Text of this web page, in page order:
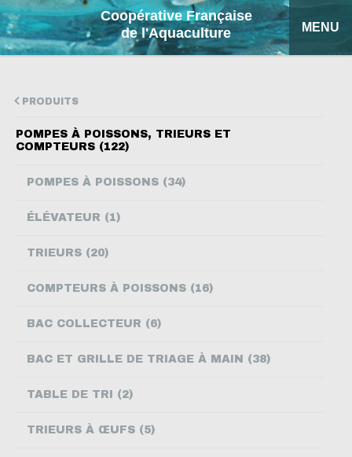
Coopérative Française
de l'Aquaculture
MENU
FICHES EXPLICATIVES
COFA
PRODUITS
POMPES À POISSONS, TRIEURS ET
COMPTEURS (122)
POMPES À POISSONS (34)
ÉLÉVATEUR (1)
TRIEURS (20)
COMPTEURS À POISSONS (16)
BAC COLLECTEUR (6)
BAC ET GRILLE DE TRIAGE À MAIN (38)
TABLE DE TRI (2)
TRIEURS À ŒUFS (5)